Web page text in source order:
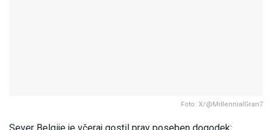
Foto: X/@MillennialGran7